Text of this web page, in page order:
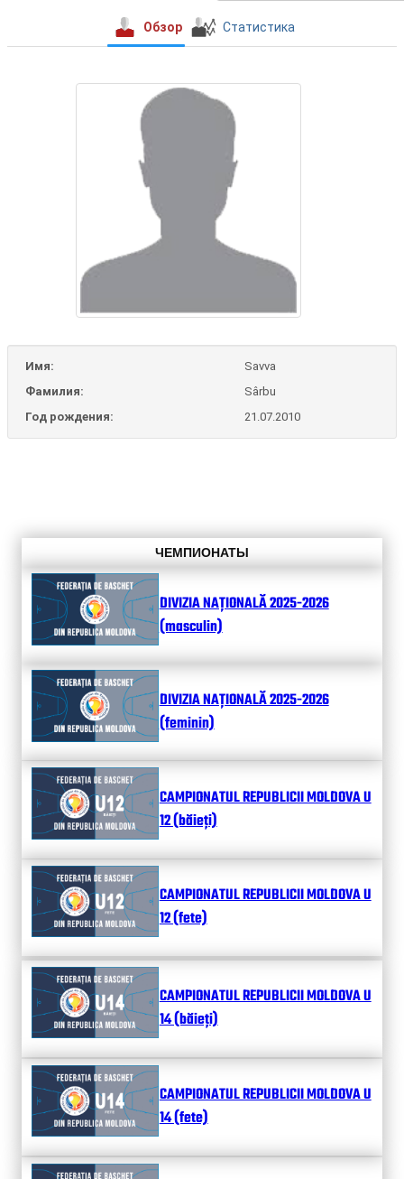
Обзор Статистика
Имя:
Savva
Фамилия:
Sârbu
Год рождения:
21.07.2010
ЧЕМПИОНАТЫ
DIVIZIA NAȚIONALĂ 2025-2026
(masculin)
DIVIZIA NAȚIONALĂ 2025-2026
(feminin)
CAMPIONATUL REPUBLICII MOLDOVA U
12 (băieți)
CAMPIONATUL REPUBLICII MOLDOVA U
12 (fete)
CAMPIONATUL REPUBLICII MOLDOVA U
14 (băieți)
CAMPIONATUL REPUBLICII MOLDOVA U
14 (fete)